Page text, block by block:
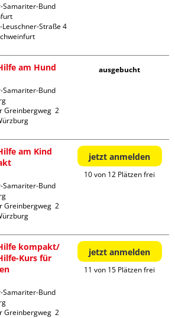
Samariter-Bund
Straße 4
am Hund
Samariter-Bund
Greinbergweg  2
ausgebucht
am Kind
Samariter-Bund
Greinbergweg  2
jetzt anmelden
10 von 12 Plätzen frei
kompakt/
Kurs für
Samariter-Bund
Greinbergweg  2
jetzt anmelden
11 von 15 Plätzen frei